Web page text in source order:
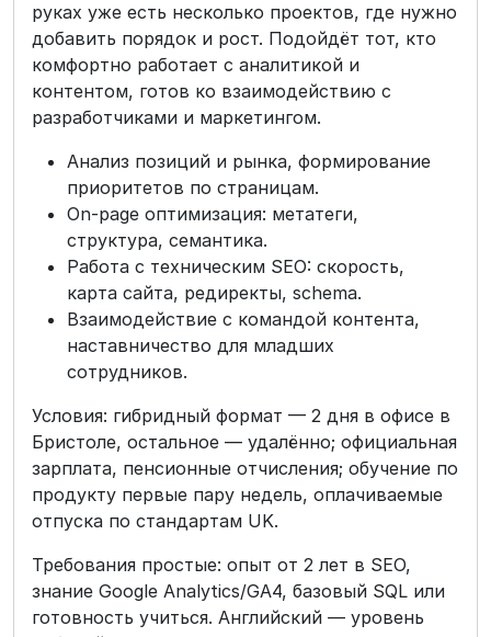
руках уже есть несколько проектов, где нужно
добавить порядок и рост. Подойдёт тот, кто
комфортно работает с аналитикой и
контентом, готов ко взаимодействию с
разработчиками и маркетингом.
Анализ позиций и рынка, формирование
приоритетов по страницам.
On-page оптимизация: метатеги,
структура, семантика.
Работа с техническим SEO: скорость,
карта сайта, редиректы, schema.
Взаимодействие с командой контента,
наставничество для младших
сотрудников.
Условия: гибридный формат — 2 дня в офисе в
Бристоле, остальное — удалённо; официальная
зарплата, пенсионные отчисления; обучение по
продукту первые пару недель, оплачиваемые
отпуска по стандартам UK.
Требования простые: опыт от 2 лет в SEO,
знание Google Analytics/GA4, базовый SQL или
готовность учиться. Английский — уровень